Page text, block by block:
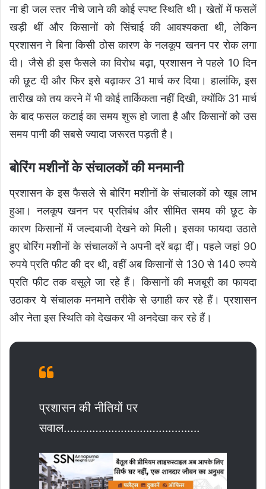
ना ही जल स्तर नीचे जाने की कोई स्पष्ट स्थिति थी। खेतों में फसलें
खड़ी थीं और किसानों को सिंचाई की आवश्यकता थी, लेकिन
प्रशासन ने बिना किसी ठोस कारण के नलकूप खनन पर रोक लगा
दी। जैसे ही इस फैसले का विरोध बढ़ा, प्रशासन ने पहले 10 दिन
की छूट दी और फिर इसे बढ़ाकर 31 मार्च कर दिया। हालांकि, इस
तारीख को तय करने में भी कोई तार्किकता नहीं दिखी, क्योंकि 31 मार्च
के बाद फसल कटाई का समय शुरू हो जाता है और किसानों को उस
समय पानी की सबसे ज्यादा जरूरत पड़ती है।
बोरिंग मशीनों के संचालकों की मनमानी
प्रशासन के इस फैसले से बोरिंग मशीनों के संचालकों को खूब लाभ
हुआ। नलकूप खनन पर प्रतिबंध और सीमित समय की छूट के
कारण किसानों में जल्दबाजी देखने को मिली। इसका फायदा उठाते
हुए बोरिंग मशीनों के संचालकों ने अपनी दरें बढ़ा दीं। पहले जहां 90
रुपये प्रति फीट की दर थी, वहीं अब किसानों से 130 से 140 रुपये
प्रति फीट तक वसूले जा रहे हैं। किसानों की मजबूरी का फायदा
उठाकर ये संचालक मनमाने तरीके से उगाही कर रहे हैं। प्रशासन
और नेता इस स्थिति को देखकर भी अनदेखा कर रहे हैं।
प्रशासन की नीतियों पर
सवाल…………………………………….